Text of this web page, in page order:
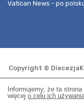
Vatican News - po
Copyright ©
Informujemy, że ta
więcej o celu ich